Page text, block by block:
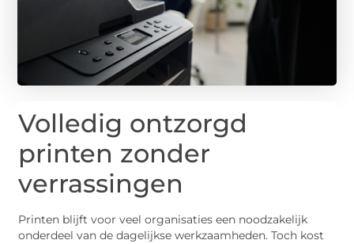
Volledig ontzorgd
printen zonder
verrassingen
Printen blijft voor veel organisaties een noodzakelijk
onderdeel van de dagelijkse werkzaamheden. Toch kost